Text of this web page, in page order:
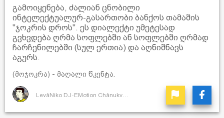
გამოიყენება, ძალიან ცნობილი
ინტელექტუალურ-გასართობი ბანქოს თამაშის
"ჯოკრის დროს". ეს დიალექტი უმეტესად
გვხვდება ღრმა სოფლებში ან სოფლებში ღრმად
ჩარჩენილებში (სულ ერთია) და აღნიშნავს
აგურს.
(მოჯოკრა) - მაღალი წკენტა.
LevåNiko DJ-EMotion ChånukvåDze